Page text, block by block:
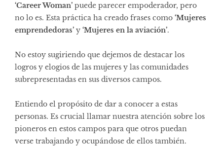
‘Career Woman’ puede parecer empoderador, pero
no lo es. Esta práctica ha creado frases como ‘Mujeres
emprendedoras’ y ‘Mujeres en la aviación’.
No estoy sugiriendo que dejemos de destacar los
logros y elogios de las mujeres y las comunidades
subrepresentadas en sus diversos campos.
Entiendo el propósito de dar a conocer a estas
personas. Es crucial llamar nuestra atención sobre los
pioneros en estos campos para que otros puedan
verse trabajando y ocupándose de ellos también.